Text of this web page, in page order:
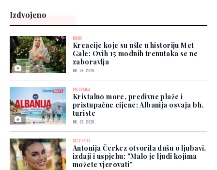
Izdvojeno
MODA
Kreacije koje su ušle u historiju Met
Gale: Ovih 15 modnih trenutaka se ne
zaboravlja
06. 08. 2026.
PUTOVANJA
Kristalno more, predivne plaže i
pristupačne cijene: Albanija osvaja bh.
turiste
06. 08. 2026.
CELEBRITY
Antonija Čerkez otvorila dušu o ljubavi,
izdaji i uspjehu: "Malo je ljudi kojima
možete vjerovati"